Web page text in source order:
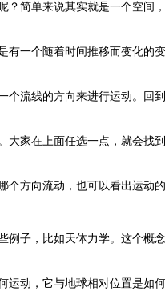
？简单来说其实就是一个空间
有一个随着时间推移而变化的
个流线的方向来进行运动。回
大家在上面任选一点，就会找
个方向流动，也可以看出运动的
例子，比如天体力学。这个概
运动，它与地球相对位置是如